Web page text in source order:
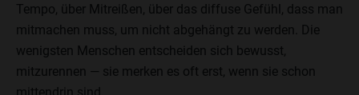
Tempo, über Mitreißen, über das diffuse Gefühl, dass man
mitmachen muss, um nicht abgehängt zu werden. Die
wenigsten Menschen entscheiden sich bewusst,
mitzurennen — sie merken es oft erst, wenn sie schon
mittendrin sind.